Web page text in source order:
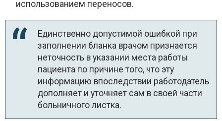
использованием переносов.
Единственно допустимой ошибкой при
заполнении бланка врачом признается
неточность в указании места работы
пациента по причине того, что эту
информацию впоследствии работодатель
дополняет и уточняет сам в своей части
больничного листка.